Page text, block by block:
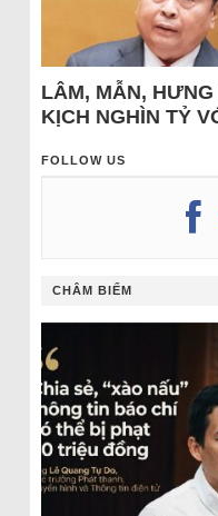
LÂM, MẪN,
KỊCH NGHÌN TỶ
FOLLOW US
CHÂM BIẾM